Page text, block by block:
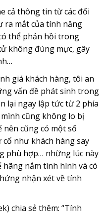
cả thông tin từ các đối
ra mắt của tính năng
thể phản hồi trong
không đúng mực, gây
giá khách hàng, tôi an
vấn đề phát sinh trong
lại ngay lập tức từ 2 phía
cũng không lo bị
nên cũng có một số
như khách hàng say
phù hợp… những lúc này
hãng nắm tình hình và có
nhận xét về tính
chia sẻ thêm: “Tính